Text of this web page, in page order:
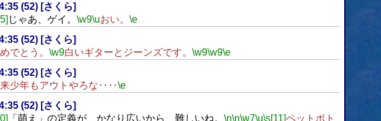
(52) [さくら]
じゃあ、ゲイ。 \w9\uおい。 \e
(52) [さくら]
でとう。 \w9白いギターとジーンズです。 \w9\w9\e
(52) [さくら]
少年もアウトやろな‥‥\e
(52) [さくら]
「萌え」の定義が、かなり広いから、難しいね。 \n\n\w7\u\s[11]ペットボト